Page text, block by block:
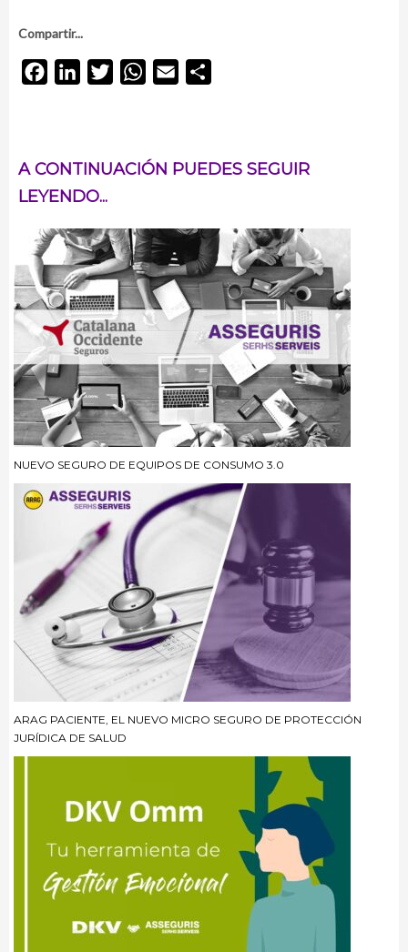
Compartir...
FacebookLinkedInTwitterWhatsApp
Email
A CONTINUACIÓN PUEDES SEGUIR
LEYENDO...
NUEVO SEGURO DE EQUIPOS DE CONSUMO 3.0
ARAG PACIENTE, EL NUEVO MICRO SEGURO DE PROTECCIÓN
JURÍDICA DE SALUD